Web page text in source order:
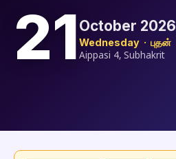
21 October 2026
Wednesday · புதன்
Aippasi 4, Subhakrit